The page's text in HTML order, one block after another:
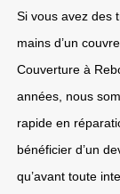
Si vous avez des
mains d’un
Couverture à
années, nous
rapide en
bénéficier d’un
qu’avant toute